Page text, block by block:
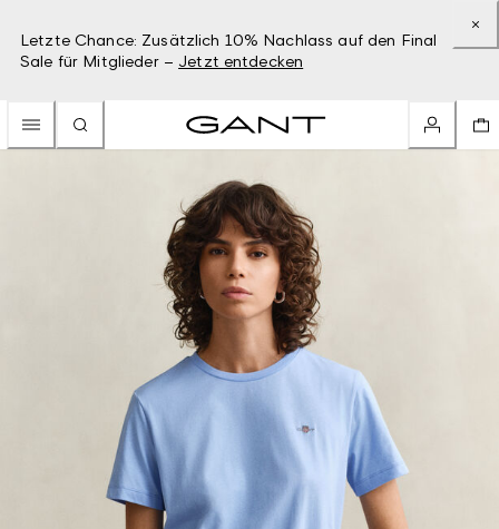
Letzte Chance: Zusätzlich 10% Nachlass auf den Final
Sale für Mitglieder – Jetzt entdecken